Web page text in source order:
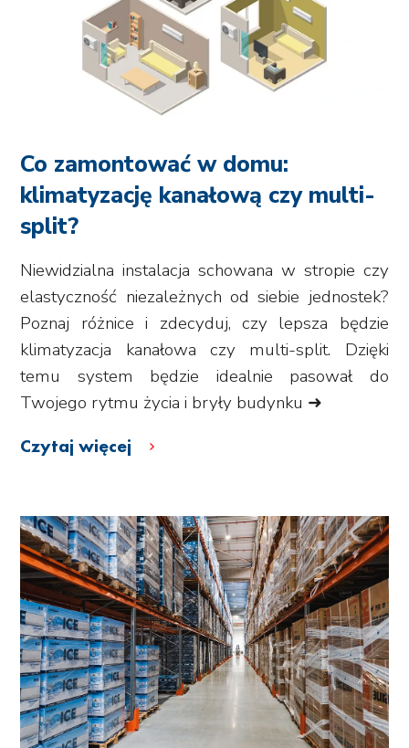
Co zamontować w domu:
klimatyzację kanałową czy multi-
split?
Niewidzialna instalacja schowana w stropie czy
elastyczność niezależnych od siebie jednostek?
Poznaj różnice i zdecyduj, czy lepsza będzie
klimatyzacja kanałowa czy multi-split. Dzięki
temu system będzie idealnie pasował do
Twojego rytmu życia i bryły budynku ➜
Czytaj więcej